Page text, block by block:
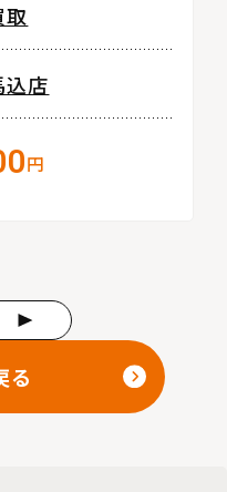
取
込店
円
る